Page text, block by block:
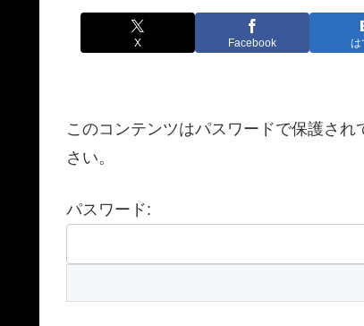
X Facebook は
このコンテンツはパスワードで保護さ
さい。
パスワード: